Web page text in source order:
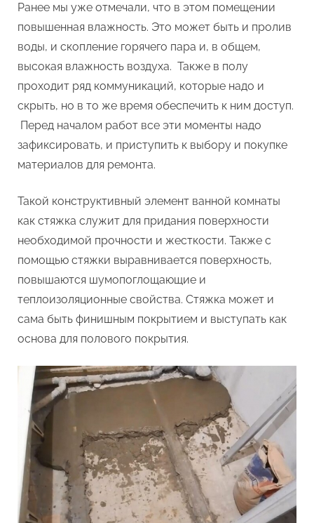
Ранее мы уже отмечали, что в этом помещении
повышенная влажность. Это может быть и пролив
воды, и скопление горячего пара и, в общем,
высокая влажность воздуха. Также в полу
проходит ряд коммуникаций, которые надо и
скрыть, но в то же время обеспечить к ним доступ.
Перед началом работ все эти моменты надо
зафиксировать, и приступить к выбору и покупке
материалов для ремонта.
Такой конструктивный элемент ванной комнаты
как стяжка служит для придания поверхности
необходимой прочности и жесткости. Также с
помощью стяжки выравнивается поверхность,
повышаются шумопоглощающие и
теплоизоляционные свойства. Стяжка может и
сама быть финишным покрытием и выступать как
основа для полового покрытия.